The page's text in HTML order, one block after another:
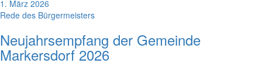
1. März 2026
Rede des Bürgermeisters
Neujahrsempfang der Gemeinde
Markersdorf 2026